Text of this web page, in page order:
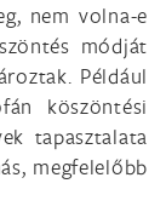
nem volna-e
módját
Például
köszöntési
tapasztalata
megfelelőbb